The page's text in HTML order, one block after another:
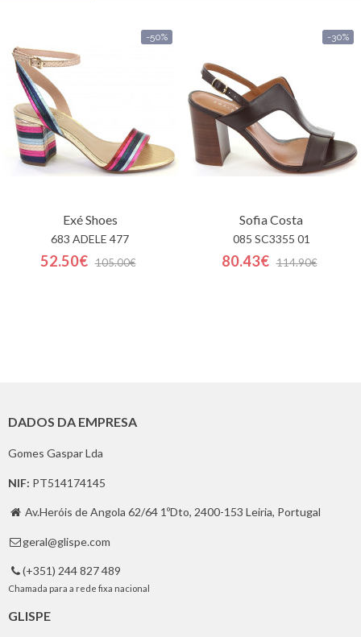
-50%
Exé Shoes
683 ADELE 477
52.50€ 105.00€
-30%
Sofia Costa
085 SC3355 01
80.43€ 114.90€
DADOS DA EMPRESA
Gomes Gaspar Lda
NIF: PT514174145
 Av.Heróis de Angola 62/64 1ºDto, 2400-153 Leiria, Portugal
 geral@glispe.com
 (+351) 244 827 489
Chamada para a rede fixa nacional
GLISPE